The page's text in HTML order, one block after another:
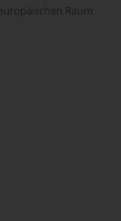
Raum